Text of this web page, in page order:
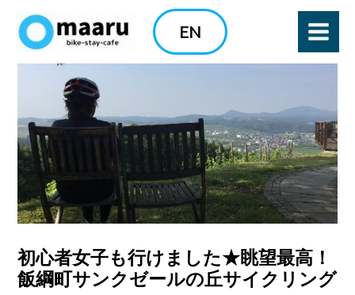
EN
初心者女子も行けました★眺望最高！
飯綱町サンクゼールの丘サイクリング